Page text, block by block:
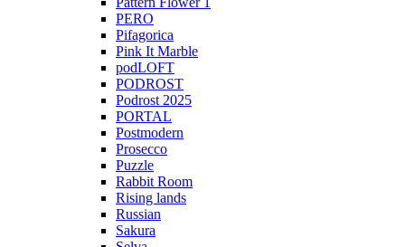
PERO
Pifagorica
Pink It Marble
podLOFT
PODROST
Podrost 2025
PORTAL
Postmodern
Prosecco
Puzzle
Rabbit Room
Rising lands
Russian
Sakura